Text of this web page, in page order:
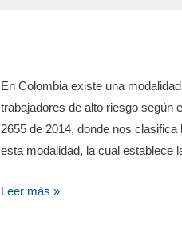
En Colombia existe una
trabajadores de alto riesgo según
2655 de 2014, donde nos
esta modalidad, la cual establece
Leer más »